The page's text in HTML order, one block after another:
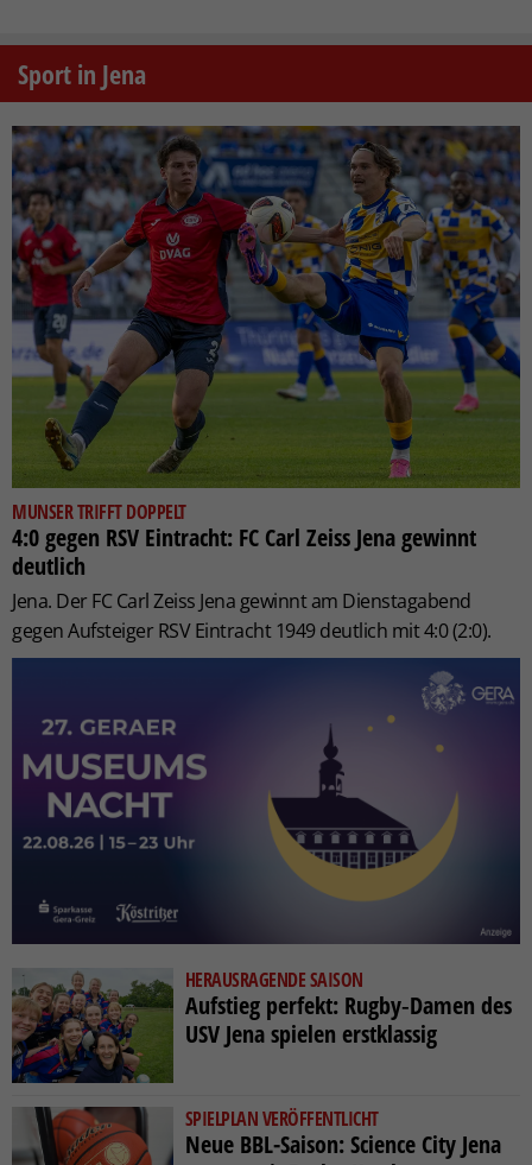
Sport in Jena
MUNSER TRIFFT DOPPELT
4:0 gegen RSV Eintracht: FC Carl Zeiss Jena gewinnt
deutlich
Jena. Der FC Carl Zeiss Jena gewinnt am Dienstagabend
gegen Aufsteiger RSV Eintracht 1949 deutlich mit 4:0 (2:0).
HERAUSRAGENDE SAISON
Aufstieg perfekt: Rugby‑Damen des
USV Jena spielen erstklassig
SPIELPLAN VERÖFFENTLICHT
Neue BBL-Saison: Science City Jena